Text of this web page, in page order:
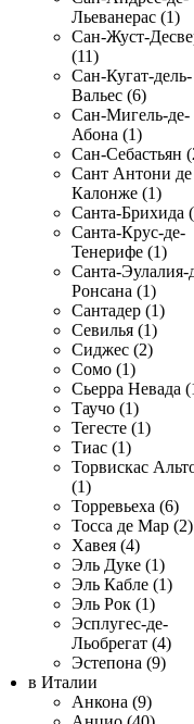
Льеванерас (1)
Сан-Жуст-
(11)
Сан-Кугат-дель-
Вальес (6)
Сан-Мигель-де-
Абона (1)
Сан-Себастьян
Сант Антони де
Калонже (1)
Санта-Брихида
Санта-Крус-де-
Тенерифе (1)
Санта-Эулалия-
Ронсана (1)
Сантадер (1)
Севилья (1)
Сиджес (2)
Сомо (1)
Сьерра Невада
Таучо (1)
Тегесте (1)
Тиас (1)
Торвискас
(1)
Торревьеха (6)
Тосса де Мар (2)
Хавея (4)
Эль Дуке (1)
Эль Кабле (1)
Эль Рок (1)
Эсплугес-де-
Льобрегат (4)
Эстепона (9)
в Италии
Анкона (9)